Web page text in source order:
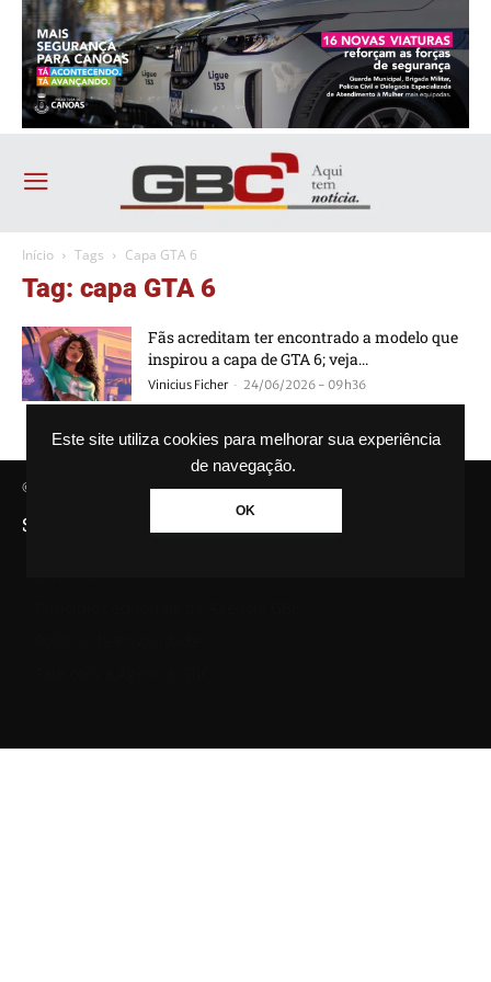
Este site utiliza cookies para melhorar sua experiência
de navegação.
OK
Início Tags Capa GTA 6
Tag: capa GTA 6
Fãs acreditam ter encontrado a modelo que
inspirou a capa de GTA 6; veja...
Vinicius Ficher - 24/06/2026 - 09h36
© Agência GBC. Aqui tem notícia. Todos os direitos reservados.
SAIBA MAIS SOBRE A AGÊNCIA GBC